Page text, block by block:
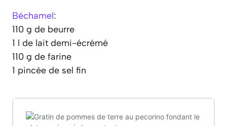
Béchamel:
110 g de beurre
1 l de lait demi-écrémé
110 g de farine
1 pincée de sel fin